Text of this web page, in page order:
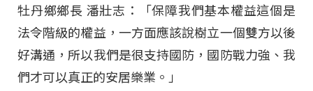
牡丹鄉鄉長 潘壯志：「保障我們基本權益這個是
法令階級的權益，一方面應該說樹立一個雙方以後
好溝通，所以我們是很支持國防，國防戰力強、我
們才可以真正的安居樂業。」